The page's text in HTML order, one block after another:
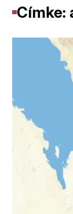
Címke: